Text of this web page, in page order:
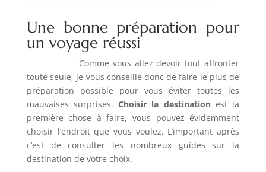
Une bonne préparation pour
un voyage réussi
Comme vous allez devoir tout affronter
toute seule, je vous conseille donc de faire le plus de
préparation possible pour vous éviter toutes les
mauvaises surprises.Choisir la destinationest la
première chose à faire, vous pouvez évidemment
choisir l’endroit que vous voulez. L’important après
c’est de consulter les nombreux guides sur la
destination de votre choix.